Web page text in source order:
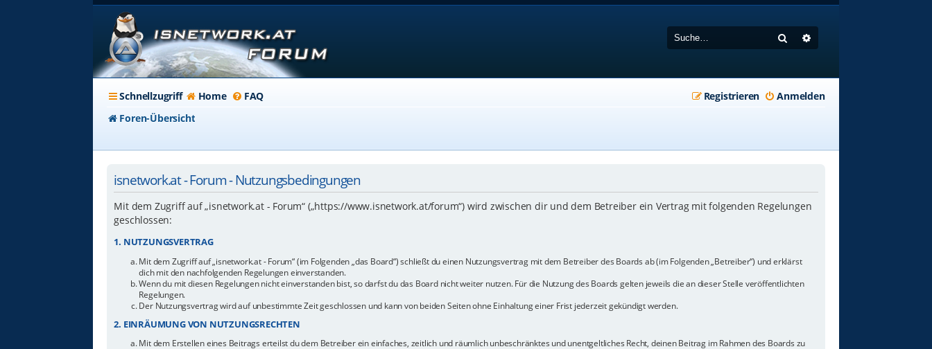
Suche
Schnellzugriff Home FAQ Anmelden
Registrieren
Foren-Übersicht
isnetwork.at - Forum - Nutzungsbedingungen
Mit dem Zugriff auf „isnetwork.at - Forum“ („https://www.isnetwork.at/forum“) wird zwischen dir und dem Betreiber ein Vertrag mit folgenden Regelungen
geschlossen:
1. NUTZUNGSVERTRAG
Mit dem Zugriff auf „isnetwork.at - Forum“ (im Folgenden „das Board“) schließt du einen Nutzungsvertrag mit dem Betreiber des Boards ab (im Folgenden „Betreiber“) und erklärst
dich mit den nachfolgenden Regelungen einverstanden.
Wenn du mit diesen Regelungen nicht einverstanden bist, so darfst du das Board nicht weiter nutzen. Für die Nutzung des Boards gelten jeweils die an dieser Stelle veröffentlichten
Regelungen.
Der Nutzungsvertrag wird auf unbestimmte Zeit geschlossen und kann von beiden Seiten ohne Einhaltung einer Frist jederzeit gekündigt werden.
2. EINRÄUMUNG VON NUTZUNGSRECHTEN
Mit dem Erstellen eines Beitrags erteilst du dem Betreiber ein einfaches, zeitlich und räumlich unbeschränktes und unentgeltliches Recht, deinen Beitrag im Rahmen des Boards zu